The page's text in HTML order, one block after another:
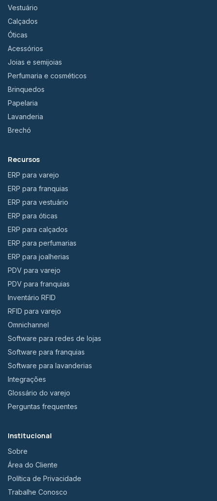
Vestuário
Calçados
Óticas
Acessórios
Joias e semijoias
Perfumaria e cosméticos
Brinquedos
Papelaria
Lavanderia
Brechó
Recursos
ERP para varejo
ERP para franquias
ERP para vestuário
ERP para óticas
ERP para calçados
ERP para perfumarias
ERP para joalherias
PDV para varejo
PDV para franquias
Inventário RFID
RFID para varejo
Omnichannel
Software para redes de lojas
Software para franquias
Software para lavanderias
Integrações
Glossário do varejo
Perguntas frequentes
Institucional
Sobre
Área do Cliente
Política de Privacidade
Trabalhe Conosco